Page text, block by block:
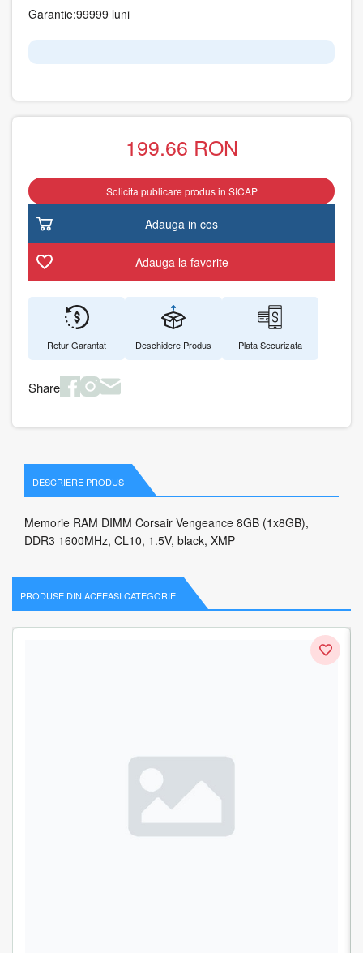
Garantie:99999 luni
199.66 RON
Solicita publicare produs in SICAP
Adauga in cos
Adauga la favorite
Retur Garantat Deschidere Produs Plata Securizata
Share
DESCRIERE PRODUS
Memorie RAM DIMM Corsair Vengeance 8GB (1x8GB),
DDR3 1600MHz, CL10, 1.5V, black, XMP
PRODUSE DIN ACEEASI CATEGORIE